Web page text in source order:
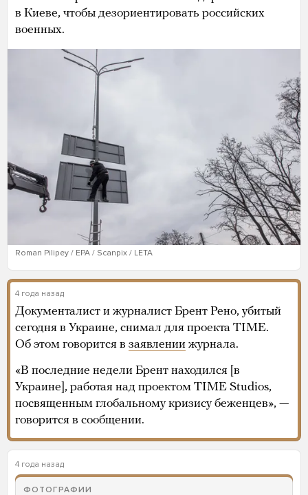
в Киеве, чтобы дезориентировать российских
военных.
Roman Pilipey / EPA / Scanpix / LETA
4 года назад
Документалист и журналист Брент Рено, убитый
сегодня в Украине, снимал для проекта TIME.
Об этом говорится в заявлении журнала.
«В последние недели Брент находился [в
Украине], работая над проектом TIME Studios,
посвященным глобальному кризису беженцев», —
говорится в сообщении.
4 года назад
ФОТОГРАФИИ